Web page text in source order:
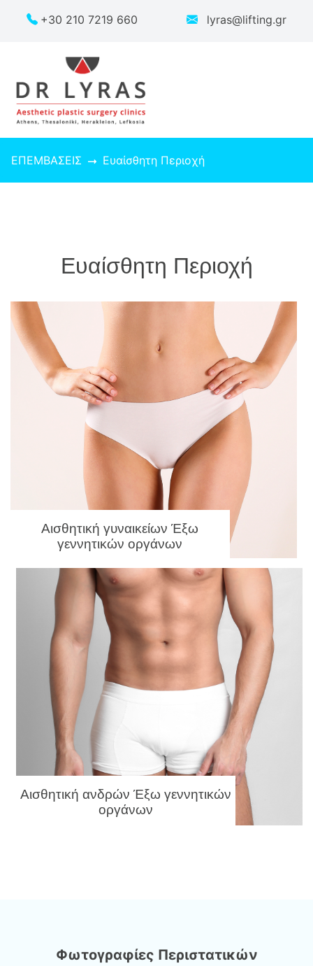
+30 210 7219 660 lyras@lifting.gr
ΕΠΕΜΒΑΣΕΙΣ Ευαίσθητη Περιοχή
Ευαίσθητη Περιοχή
Αισθητική γυναικείων Έξω
γεννητικών οργάνων
Αισθητική ανδρών Έξω γεννητικών
οργάνων
Φωτογραφίες Περιστατικών